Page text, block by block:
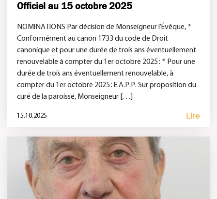
Officiel au 15 octobre 2025
NOMINATIONS Par décision de Monseigneur l’Évêque, *
Conformément au canon 1733 du code de Droit
canonique et pour une durée de trois ans éventuellement
renouvelable à compter du 1er octobre 2025 : * Pour une
durée de trois ans éventuellement renouvelable, à
compter du 1er octobre 2025 : E.A.P.P. Sur proposition du
curé de la paroisse, Monseigneur […]
15.10.2025 Lire